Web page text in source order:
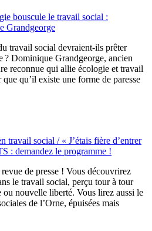
bouscule le travail social :
Grandgeorge
travail social devraient-ils prêter
? Dominique Grandgeorge, ancien
reconnue qui allie écologie et travail
qu’il existe une forme de paresse
travail social / « J’étais fière d’entrer
: demandez le programme !
de presse ! Vous découvrirez
le travail social, perçu tour à tour
nouvelle liberté. Vous lirez aussi le
de l’Orne, épuisées mais